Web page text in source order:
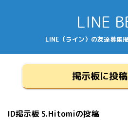
LINE
LINE（ライン）の友達募集
掲示板に投
ID掲示板 S.Hitomiの投稿